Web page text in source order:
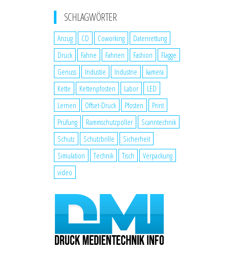
SCHLAGWÖRTER
Anzug CD Coworking
Datenrettung
Druck
Fahne Fahnen Fashion
Flagge
Genuss
Industie Industrie
kamera
Kette
Kettenpfosten Labor
LED
Lernen
Offset-Druck Pfosten
Print
Prüfung
Rammschutzpoller
Scanntechnik
Schutz
Schutzbrille
Sicherheit
Simulation
Technik Tisch
Verpackung
video